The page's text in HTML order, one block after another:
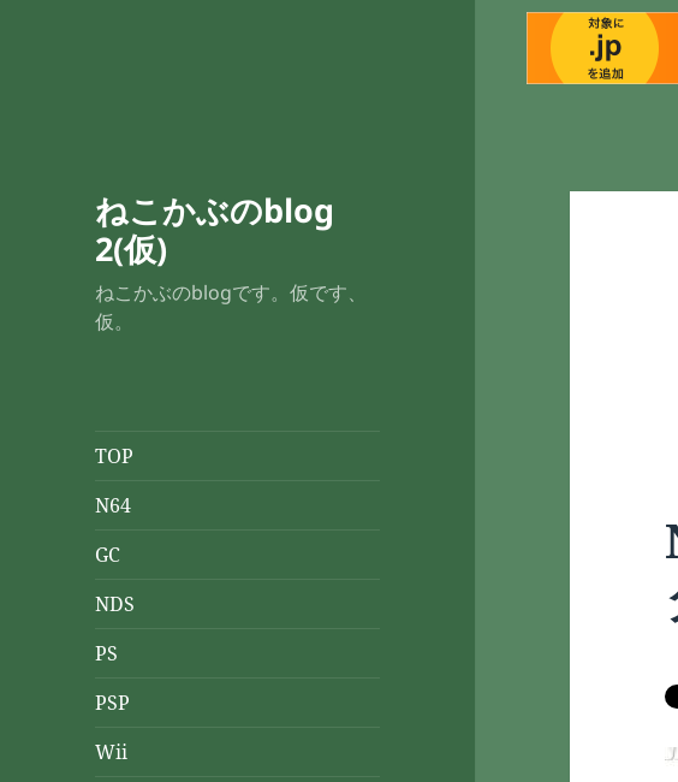
ねこかぶのblog
2(仮)
ねこかぶのblogです。仮です、
仮。
TOP
N64
GC
NDS
PS
PSP
Wii